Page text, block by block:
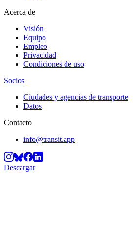
Acerca de
Visión
Equipo
Empleo
Privacidad
Condiciones de uso
Socios
Ciudades y agencias de transporte
Datos
Contacto
info@transit.app
Descargar